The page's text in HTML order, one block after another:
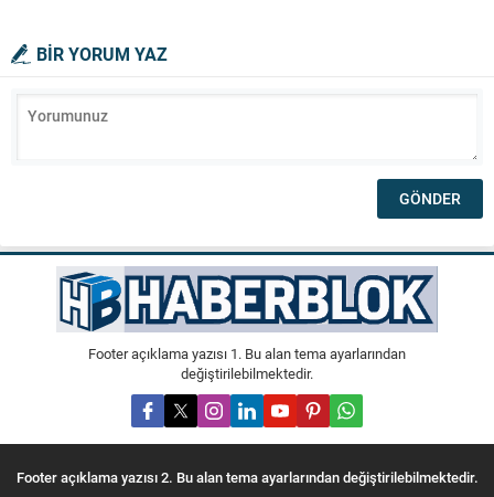
BİR YORUM YAZ
Footer açıklama yazısı 1. Bu alan tema ayarlarından
değiştirilebilmektedir.
Footer açıklama yazısı 2. Bu alan tema ayarlarından değiştirilebilmektedir.